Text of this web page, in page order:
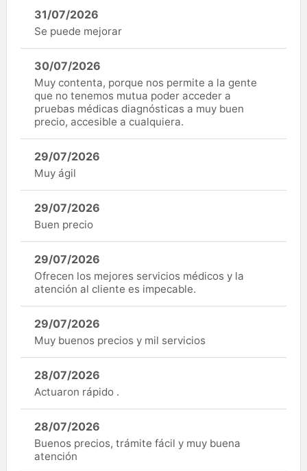
31/07/2026
Se puede mejorar
30/07/2026
Muy contenta, porque nos permite a la gente
que no tenemos mutua poder acceder a
pruebas médicas diagnósticas a muy buen
precio, accesible a cualquiera.
29/07/2026
Muy ágil
29/07/2026
Buen precio
29/07/2026
Ofrecen los mejores servicios médicos y la
atención al cliente es impecable.
29/07/2026
Muy buenos precios y mil servicios
28/07/2026
Actuaron rápido .
28/07/2026
Buenos precios, trámite fácil y muy buena
atención